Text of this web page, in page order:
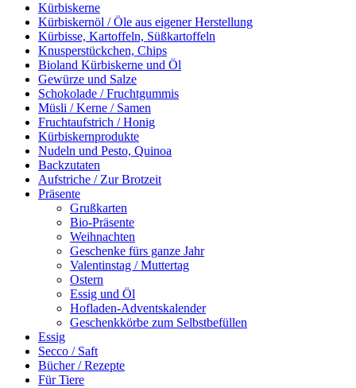
Kürbiskerne
Kürbiskernöl / Öle aus eigener Herstellung
Kürbisse, Kartoffeln, Süßkartoffeln
Knusperstückchen, Chips
Bioland Kürbiskerne und Öl
Gewürze und Salze
Schokolade / Fruchtgummis
Müsli / Kerne / Samen
Fruchtaufstrich / Honig
Kürbiskernprodukte
Nudeln und Pesto, Quinoa
Backzutaten
Aufstriche / Zur Brotzeit
Präsente
Grußkarten
Bio-Präsente
Weihnachten
Geschenke fürs ganze Jahr
Valentinstag / Muttertag
Ostern
Essig und Öl
Hofladen-Adventskalender
Geschenkkörbe zum Selbstbefüllen
Essig
Secco / Saft
Bücher / Rezepte
Für Tiere